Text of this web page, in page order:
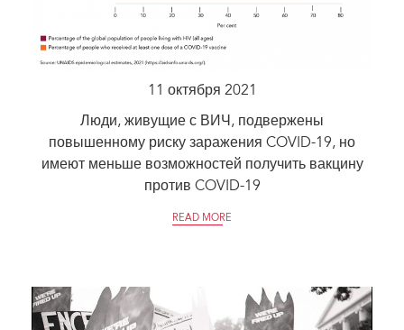
11 октября 2021
Люди, живущие с ВИЧ, подвержены
повышенному риску заражения COVID-19, но
имеют меньше возможностей получить вакцину
против COVID-19
READ MORE